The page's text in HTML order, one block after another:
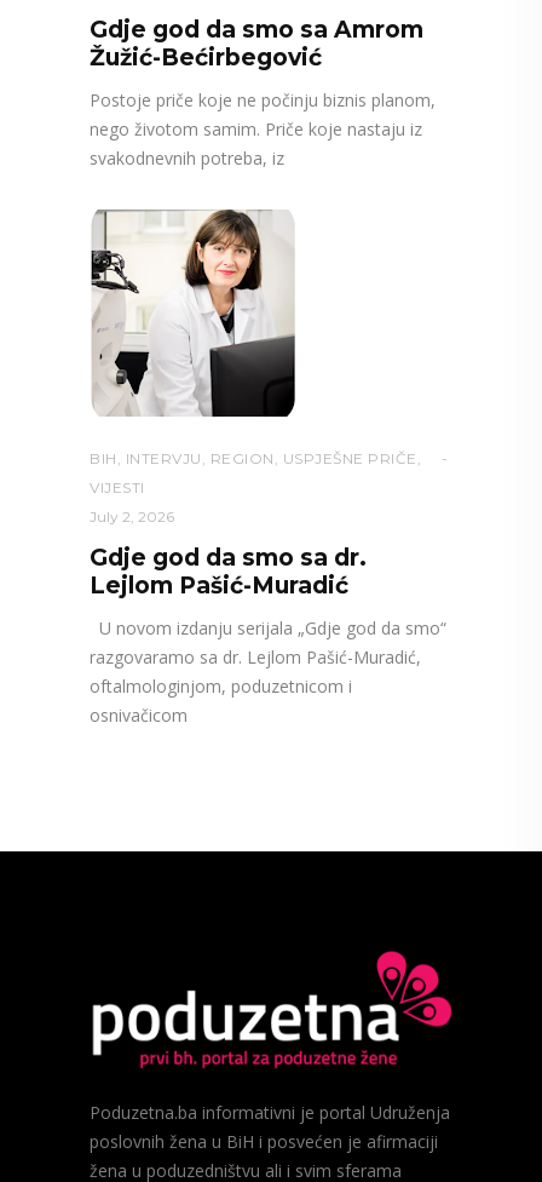
Gdje god da smo sa Amrom
Žužić-Bećirbegović
Postoje priče koje ne počinju biznis planom,
nego životom samim. Priče koje nastaju iz
svakodnevnih potreba, iz
BIH , INTERVJU , REGION , USPJEŠNE PRIČE ,
VIJESTI
July 2, 2026
Gdje god da smo sa dr.
Lejlom Pašić-Muradić
U novom izdanju serijala „Gdje god da smo“
razgovaramo sa dr. Lejlom Pašić-Muradić,
oftalmologinjom, poduzetnicom i
osnivačicom
Poduzetna.ba informativni je portal Udruženja
poslovnih žena u BiH i posvećen je afirmaciji
žena u poduzedništvu ali i svim sferama